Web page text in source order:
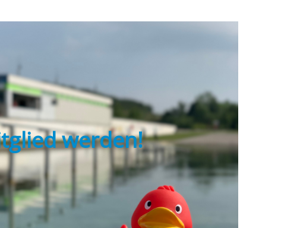
werden!